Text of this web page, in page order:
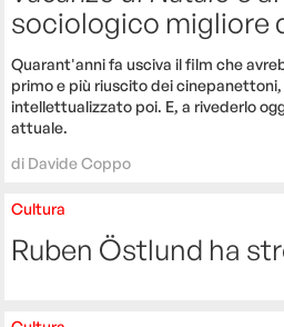
sociologico migliore
Quarant'anni fa usciva il film che
primo e più riuscito dei
intellettualizzato poi. E, a rivederlo
attuale.
di Davide Coppo
Cultura
Ruben Östlund ha